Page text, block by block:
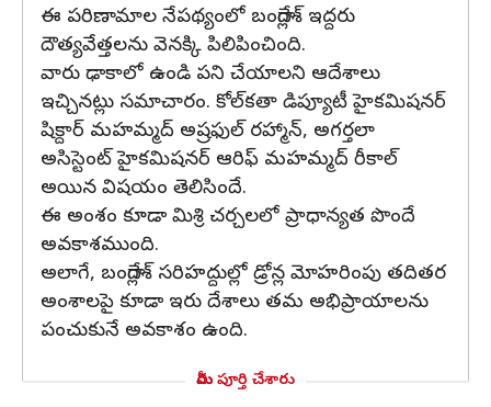
ఈ పరిణామాల నేపథ్యంలో బంగ్లాదేశ్ ఇద్దరు
దౌత్యవేత్తలను వెనక్కి పిలిపించింది.
వారు ఢాకాలో ఉండి పని చేయాలని ఆదేశాలు
ఇచ్చినట్లు సమాచారం. కోల్‌కతా డిప్యూటీ హైకమిషనర్
షిక్దార్ మహమ్మద్ అష్రఫుల్ రహ్మాన్, అగర్తలా
అసిస్టెంట్ హైకమిషనర్ ఆరిఫ్ మహమ్మద్ రీకాల్
అయిన విషయం తెలిసిందే.
ఈ అంశం కూడా మిశ్రి చర్చలలో ప్రాధాన్యత పొందే
అవకాశముంది.
అలాగే, బంగ్లాదేశ్ సరిహద్దుల్లో డ్రోన్ల మోహరింపు తదితర
అంశాలపై కూడా ఇరు దేశాలు తమ అభిప్రాయాలను
పంచుకునే అవకాశం ఉంది.
మీరు పూర్తి చేశారు